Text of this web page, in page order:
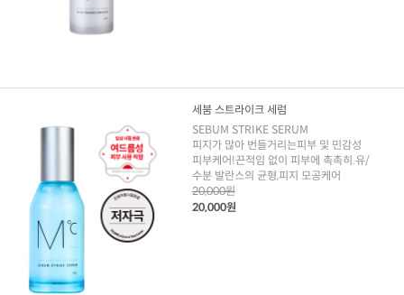
세붐 스트라이크 세럼
SEBUM STRIKE SERUM
피지가 많아 번들거리는피부 및 민감성
피부케어!끈적임 없이 피부에 촉촉히.유/
수분 발란스의 균형,피지 모공케어
20,000원
20,000원